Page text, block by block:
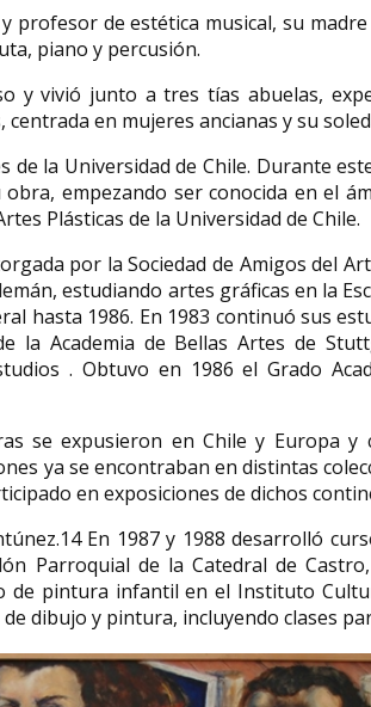
profesor de estética musical, su
piano y percusión.
y vivió junto a tres tías abuelas,
en mujeres ancianas y su
de la Universidad de Chile.​ Durante
empezando ser conocida en el
Plásticas de la Universidad de Chile.​
por la Sociedad de Amigos del
estudiando artes gráficas en la
hasta 1986.​ En 1983 continuó sus
Academia de Bellas Artes de
. Obtuvo en 1986 el Grado
se expusieron en Chile y Europa​ y
ya se encontraban en distintas
en exposiciones de dichos
En 1987 y 1988 desarrolló
Parroquial de la Catedral de
pintura infantil en el Instituto
dibujo y pintura, incluyendo clases
Rosa de Lima Manzano Gete
(Villanueva de Gumiel, Burgos, 25 de
julio de 1949 - Sierra de La...